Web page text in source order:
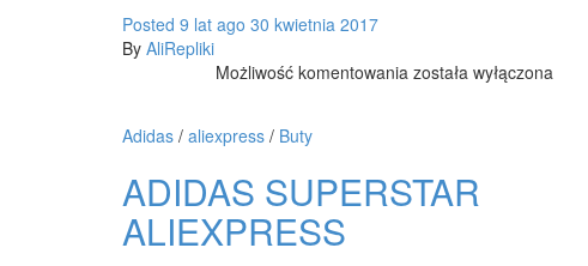
Posted 9 lat ago 30 kwietnia 2017
By AliRepliki
Możliwość komentowania MĘSKIE
została wyłączona
Adidas / aliexpress / Buty
ADIDAS SUPERSTAR
ALIEXPRESS